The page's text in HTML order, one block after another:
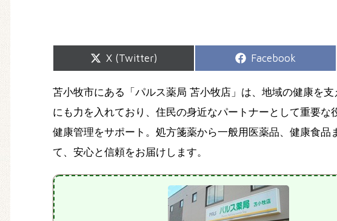
Share
X (Twitter)
Share
Facebook
苫小牧市にある「パルス薬局 苫小牧店」は、地域の健康を
にも力を入れており、住民の身近なパートナーとして重要
健康管理をサポート。処方箋薬から一般用医薬品、健康食
て、安心と信頼をお届けします。